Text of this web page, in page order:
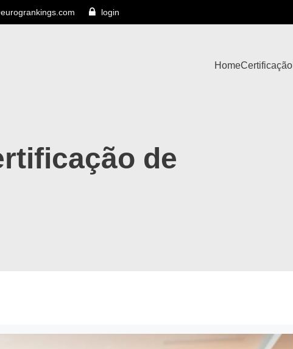
login
HomeCertificação
de